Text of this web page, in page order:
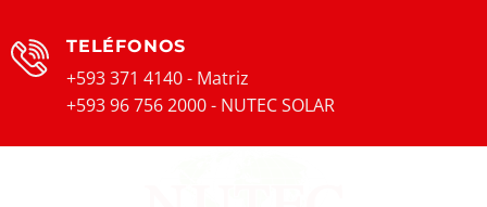
TELÉFONOS
+593 371 4140 - Matriz
+593 96 756 2000 - NUTEC SOLAR